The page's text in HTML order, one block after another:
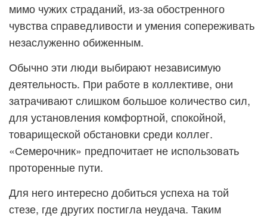
мимо чужих страданий, из-за обостренного
чувства справедливости и умения сопереживать
незаслуженно обиженным.
Обычно эти люди выбирают независимую
деятельность. При работе в коллективе, они
затрачивают слишком большое количество сил,
для установления комфортной, спокойной,
товарищеской обстановки среди коллег.
«Семерочник» предпочитает не использовать
проторенные пути.
Для него интересно добиться успеха на той
стезе, где других постигла неудача. Таким